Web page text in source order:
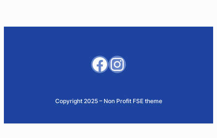
Facebook
Instagram
Copyright 2025 – Non Profit FSE theme